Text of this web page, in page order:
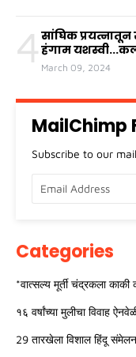
4 सांघिक
हंगाम
March 09, 2024
MailChimp
Subscribe to our
Categories
*वात्सल्य मूर्ती चंद्रकला काकी
१६ वर्षांच्या मुलीचा विवाह
29 तारखेला विशाल हिंदू